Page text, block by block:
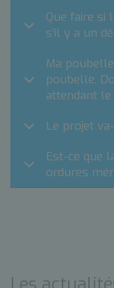
Que faire si
s’il y a un
Ma
poubelle.
attendant
Le projet
Est-ce que
ordures